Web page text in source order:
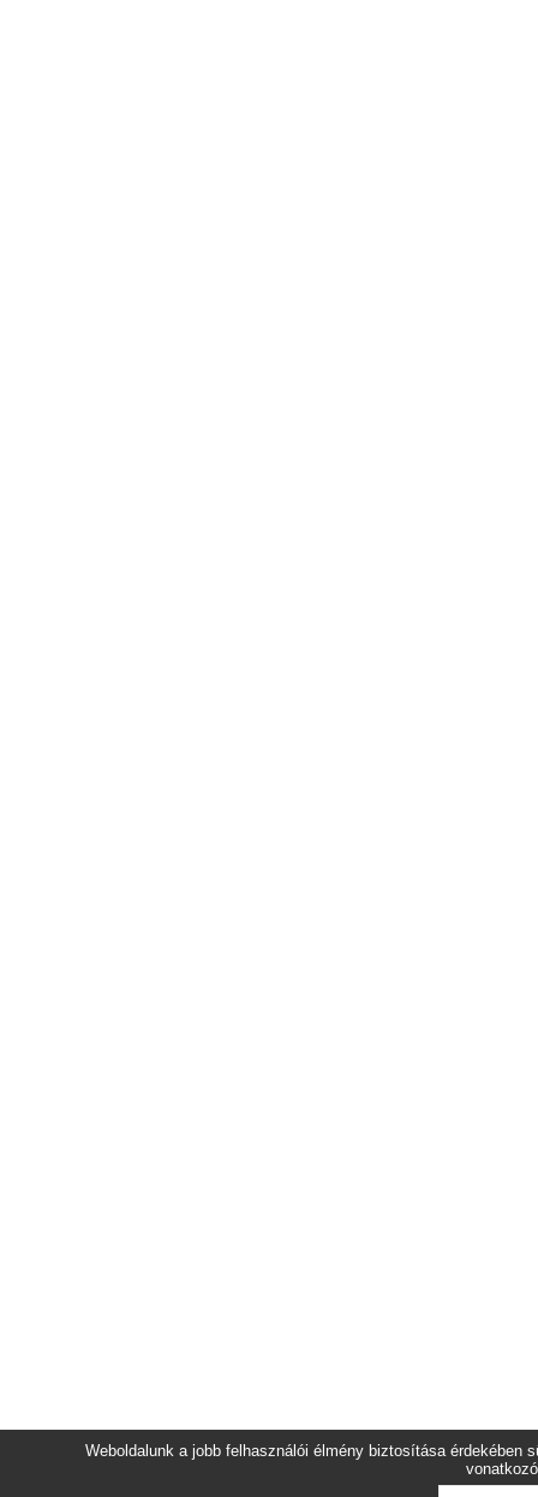
Weboldalunk a jobb felhasználói élmény biztosítása érdekében